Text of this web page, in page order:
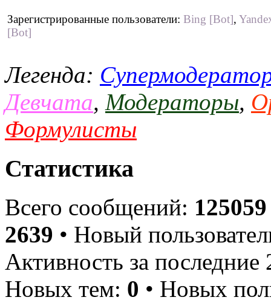
Зарегистрированные пользователи: Bing [Bot],
[Bot]
Легенда:
Девчата, Модераторы,
Формулисты
Статистика
Всего сообщений: 125059
2639 • Новый
Активность за
Новых тем: 0 • Новых